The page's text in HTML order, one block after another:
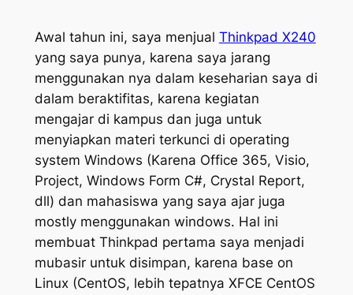
Awal tahun ini, saya menjual Thinkpad X240
yang saya punya, karena saya jarang
menggunakan nya dalam keseharian saya di
dalam beraktifitas, karena kegiatan
mengajar di kampus dan juga untuk
menyiapkan materi terkunci di operating
system Windows (Karena Office 365, Visio,
Project, Windows Form C#, Crystal Report,
dll) dan mahasiswa yang saya ajar juga
mostly menggunakan windows. Hal ini
membuat Thinkpad pertama saya menjadi
mubasir untuk disimpan, karena base on
Linux (CentOS, lebih tepatnya XFCE CentOS